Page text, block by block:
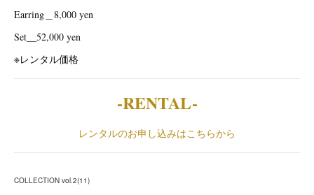
Earring＿8,000 yen
Set__52,000 yen
※レンタル価格
-RENTAL-
レンタルのお申し込みはこちらから
COLLECTION vol.2(11)